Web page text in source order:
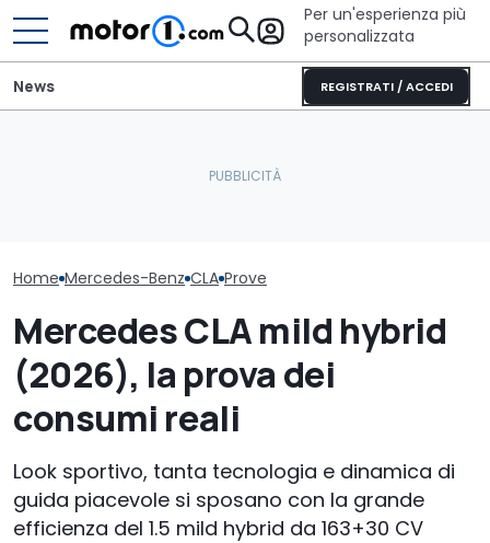
Per un'esperienza più
personalizzata
REGISTRATI / ACCEDI
News
Home Mercedes-Benz CLA Prove
Mercedes CLA mild hybrid
(2026), la prova dei
consumi reali
Look sportivo, tanta tecnologia e dinamica di
guida piacevole si sposano con la grande
efficienza del 1.5 mild hybrid da 163+30 CV